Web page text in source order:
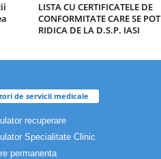
LISTA CU CERTIFICATELE DE
CONFORMITATE CARE SE POT
RIDICA DE LA D.S.P. IASI
de servicii medicale
recuperare
Specialitate Clinic
permanenta